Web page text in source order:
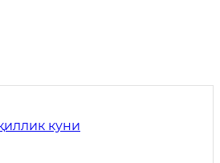
куни